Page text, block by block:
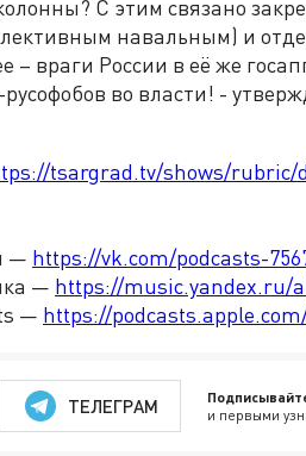
С этим связано
навальным) и
– враги России в её же
во власти! -
tsargrad.tv/shows/rubric/
— https://vk.com/podcasts-
— https://music.yandex.ru/
— https://
ТЕЛЕГРАМ и первыми